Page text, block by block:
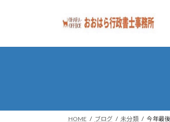
プ
動
HOME ブログ 未分類 今年最